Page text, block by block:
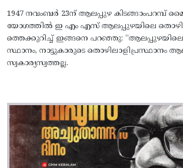
1947 നവംബർ 23ന് ആലപ്പുഴ കിടങ്ങാംപറമ്പ്‌
യോഗത്തിൽ ഇ എം എസ് ആലപ്പുഴയിലെ
ത്തെക്കുറിച്ച് ഇങ്ങനെ പറഞ്ഞു: “ആലപ്പുഴയിലെ
സ്ഥാനം, നാട്ടുകാരുടെ തൊഴിലാളിപ്രസ്ഥാനം
സ്വകാര്യസ്വത്തല്ല.